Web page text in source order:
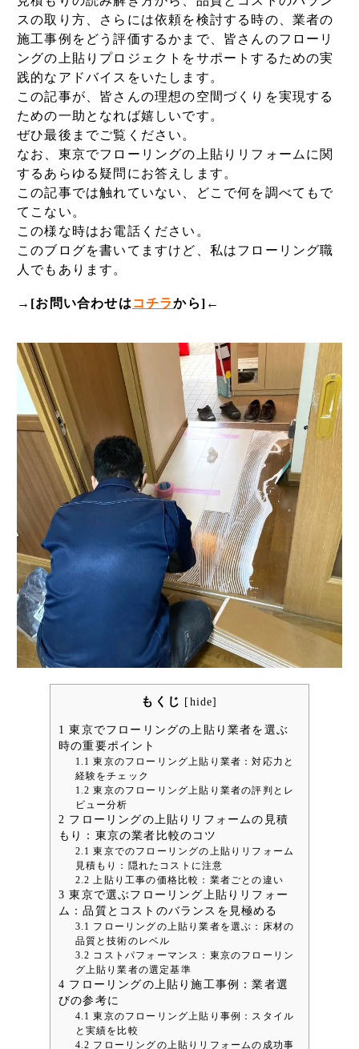
スの取り方、さらには依頼を検討する時の、業者の
施工事例をどう評価するかまで、皆さんのフローリ
ングの上貼りプロジェクトをサポートするための実
践的なアドバイスをいたします。
この記事が、皆さんの理想の空間づくりを実現する
ための一助となれば嬉しいです。
ぜひ最後までご覧ください。
なお、東京でフローリングの上貼りリフォームに関
するあらゆる疑問にお答えします。
この記事では触れていない、どこで何を調べてもで
てこない。
この様な時はお電話ください。
このブログを書いてますけど、私はフローリング職
人でもあります。
→[お問い合わせは コチラから]←
もくじ [ hide]
1 東京でフローリングの上貼り業者を選ぶ
時の重要ポイント
1.1 東京のフローリング上貼り業者：対応力と
経験をチェック
1.2 東京のフローリング上貼り業者の評判とレ
ビュー分析
2 フローリングの上貼りリフォームの見積
もり：東京の業者比較のコツ
2.1 東京でのフローリングの上貼りリフォーム
見積もり：隠れたコストに注意
2.2 上貼り工事の価格比較：業者ごとの違い
3 東京で選ぶフローリング上貼りリフォー
ム：品質とコストのバランスを見極める
3.1 フローリングの上貼り業者を選ぶ：床材の
品質と技術のレベル
3.2 コストパフォーマンス：東京のフローリン
グ上貼り業者の選定基準
4 フローリングの上貼り施工事例：業者選
びの参考に
4.1 東京のフローリング上貼り事例：スタイル
と実績を比較
4.2 フローリングの上貼りリフォームの成功事